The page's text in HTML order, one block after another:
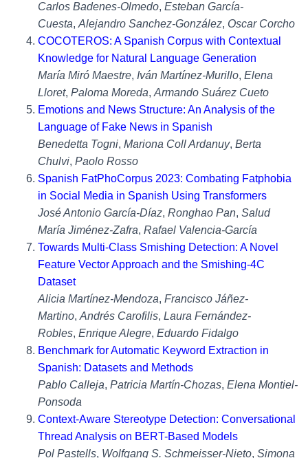
Carlos Badenes-Olmedo, Esteban García-
Cuesta, Alejandro Sanchez-González, Oscar Corcho
COCOTEROS: A Spanish Corpus with Contextual
Knowledge for Natural Language Generation
María Miró Maestre, Iván Martínez-Murillo, Elena
Lloret, Paloma Moreda, Armando Suárez Cueto
Emotions and News Structure: An Analysis of the
Language of Fake News in Spanish
Benedetta Togni, Mariona Coll Ardanuy, Berta
Chulvi, Paolo Rosso
Spanish FatPhoCorpus 2023: Combating Fatphobia
in Social Media in Spanish Using Transformers
José Antonio García-Díaz, Ronghao Pan, Salud
María Jiménez-Zafra, Rafael Valencia-García
Towards Multi-Class Smishing Detection: A Novel
Feature Vector Approach and the Smishing-4C
Dataset
Alicia Martínez-Mendoza, Francisco Jáñez-
Martino, Andrés Carofilis, Laura Fernández-
Robles, Enrique Alegre, Eduardo Fidalgo
Benchmark for Automatic Keyword Extraction in
Spanish: Datasets and Methods
Pablo Calleja, Patricia Martín-Chozas, Elena Montiel-
Ponsoda
Context-Aware Stereotype Detection: Conversational
Thread Analysis on BERT-Based Models
Pol Pastells, Wolfgang S. Schmeisser-Nieto, Simona